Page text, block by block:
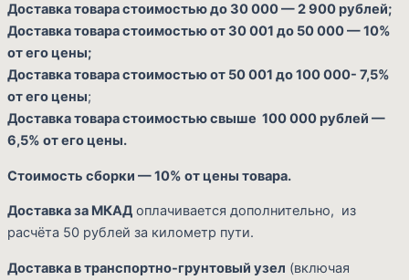
Cart
Доставка товара стоимостью до 30 000 — 2 900 рублей;
Доставка товара стоимостью от 30 001 до 50 000 — 10%
от его цены;
Доставка товара стоимостью от 50 001 до 100 000- 7,5%
от его цены;
Доставка товара стоимостью свыше 100 000 рублей —
6,5% от его цены.
Стоимость сборки — 10% от цены товара.
Доставка за МКАД оплачивается дополнительно, из
расчёта 50 рублей за километр пути.
Доставка в транспортно-грунтовый узел (включая